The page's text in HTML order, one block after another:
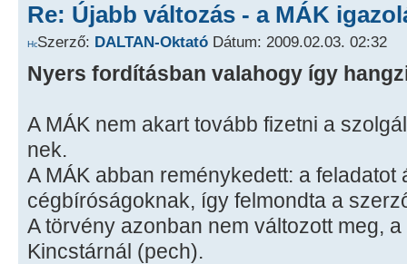
Re: Újabb változás - a MÁK
Szerző: DALTAN-Oktató Dátum: 2009.02.03. 02:32
Nyers fordításban valahogy így
A MÁK nem akart tovább fizetni a
nek.
A MÁK abban reménykedett: a feladatot
cégbíróságoknak, így felmondta a
A törvény azonban nem változott meg,
Kincstárnál (pech).